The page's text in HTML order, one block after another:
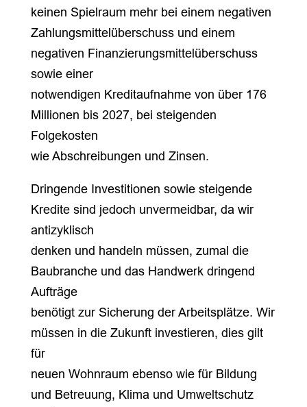
keinen Spielraum mehr bei einem negativen
Zahlungsmittelüberschuss und einem
negativen Finanzierungsmittelüberschuss
sowie einer
notwendigen Kreditaufnahme von über 176
Millionen bis 2027, bei steigenden
Folgekosten
wie Abschreibungen und Zinsen.
Dringende Investitionen sowie steigende
Kredite sind jedoch unvermeidbar, da wir
antizyklisch
denken und handeln müssen, zumal die
Baubranche und das Handwerk dringend
Aufträge
benötigt zur Sicherung der Arbeitsplätze. Wir
müssen in die Zukunft investieren, dies gilt
für
neuen Wohnraum ebenso wie für Bildung
und Betreuung, Klima und Umweltschutz